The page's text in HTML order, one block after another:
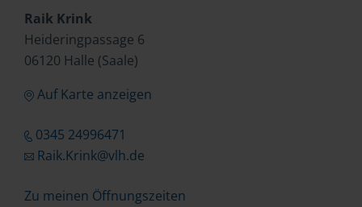
Raik Krink
Heideringpassage 6
06120 Halle (Saale)
Auf Karte anzeigen
0345 24996471
Raik.Krink@vlh.de
Zu meinen Öffnungszeiten